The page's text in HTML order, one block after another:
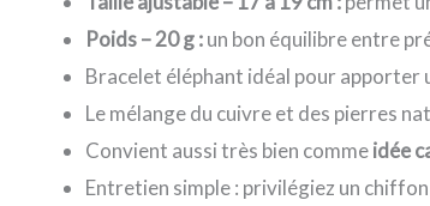
Poids – 20 g :un bon équilibre entre
Bracelet éléphant idéal pour apporter
Le mélange du cuivre et des pierres
Convient aussi très bien commeidée
Entretien simple : privilégiez un